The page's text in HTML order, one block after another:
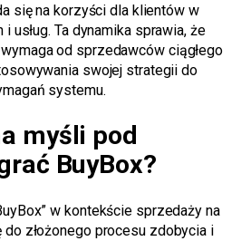
się na korzyści dla klientów w
usług. Ta dynamika sprawia, że
od sprzedawców ciągłego
swojej strategii do
systemu.
myśli pod
BuyBox?
w kontekście sprzedaży na
złożonego procesu zdobycia i